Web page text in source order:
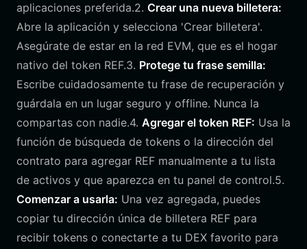
aplicaciones preferida.2. Crear una nueva billetera:
Abre la aplicación y selecciona 'Crear billetera'.
Asegúrate de estar en la red EVM, que es el hogar
nativo del token REF.3. Protege tu frase semilla:
Escribe cuidadosamente tu frase de recuperación y
guárdala en un lugar seguro y offline. Nunca la
compartas con nadie.4. Agregar el token REF: Usa la
función de búsqueda de tokens o la dirección del
contrato para agregar REF manualmente a tu lista
de activos y que aparezca en tu panel de control.5.
Comenzar a usarla: Una vez agregada, puedes
copiar tu dirección única de billetera REF para
recibir tokens o conectarte a tu DEX favorito para